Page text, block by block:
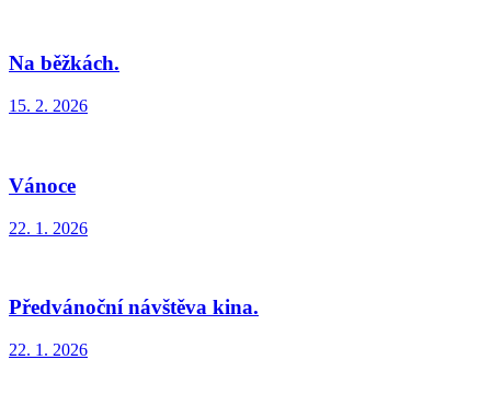
Na běžkách.
15. 2. 2026
Vánoce
22. 1. 2026
Předvánoční návštěva kina.
22. 1. 2026